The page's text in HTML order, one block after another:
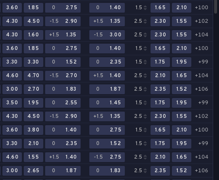
3.60 1.85 0 2.75 0 1.40 1.5 1.65 2.10
+100
4.30 4.50 -1.5 2.90 +1.5 1.35 2.5 2.30 1.55
+102
4.30 1.60 +1.5 1.35 -1.5 3.00 2.5 2.30 1.55
+104
3.60 1.85 0 2.75 0 1.40 1.5 1.65 2.10
+100
3.30 3.30 0 1.52 0 2.35 1.5 1.75 1.95
+99
4.60 4.70 -1.5 2.70 +1.5 1.40 2.5 2.10 1.65
+104
3.00 2.70 0 1.83 0 1.87 2.5 2.35 1.52
+106
3.50 1.95 0 2.55 0 1.45 1.5 1.75 1.95
+99
4.30 4.50 -1.5 2.90 +1.5 1.35 2.5 2.30 1.55
+102
3.60 3.80 0 1.40 0 2.75 1.5 1.65 2.10
+100
3.30 2.10 0 2.35 0 1.52 1.5 1.75 1.95
+99
4.60 1.55 +1.5 1.40 -1.5 2.75 2.5 2.10 1.65
+104
3.00 2.65 0 1.87 0 1.83 2.5 2.35 1.52
+106